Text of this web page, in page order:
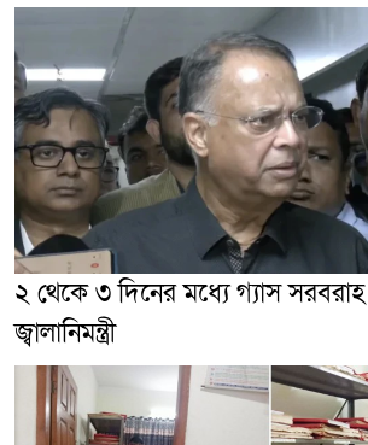
২ থেকে ৩ দিনের মধ্যে গ্যাস সরবরাহ
জ্বালানিমন্ত্রী